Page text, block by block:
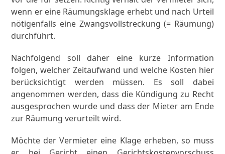
wenn er eine Räumungsklage erhebt und nach Urteil
nötigenfalls eine Zwangsvollstreckung (= Räumung)
durchführt.
Nachfolgend soll daher eine kurze Information
folgen, welcher Zeitaufwand und welche Kosten hier
berücksichtigt werden müssen. Es soll dabei
angenommen werden, dass die Kündigung zu Recht
ausgesprochen wurde und dass der Mieter am Ende
zur Räumung verurteilt wird.
Möchte der Vermieter eine Klage erheben, so muss